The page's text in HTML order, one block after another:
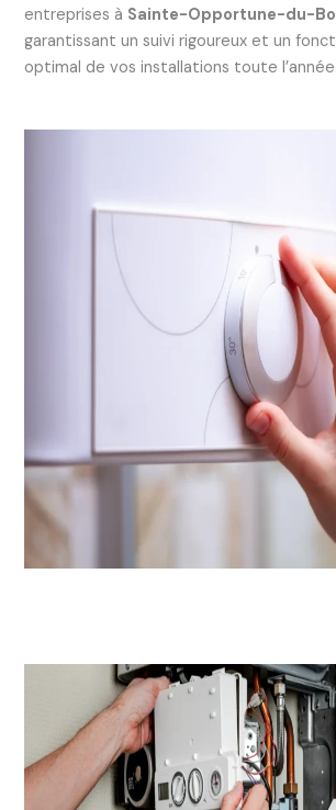
entreprises à Sainte-Opportune-du-
garantissant un suivi rigoureux et un
optimal de vos installations toute l’année.